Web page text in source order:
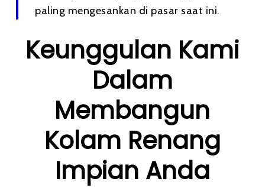
paling mengesankan di pasar saat ini.
Keunggulan Kami
Dalam
Membangun
Kolam Renang
Impian Anda